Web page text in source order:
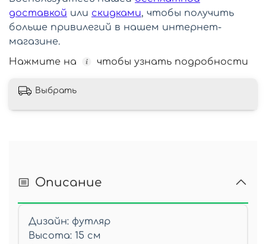
доставкой или скидками, чтобы получить
больше привилегий в нашем интернет-
магазине.
Нажмите на
чтобы узнать подробности
Выбрать
Описание
Дизайн: футляр
Высота: 15 см